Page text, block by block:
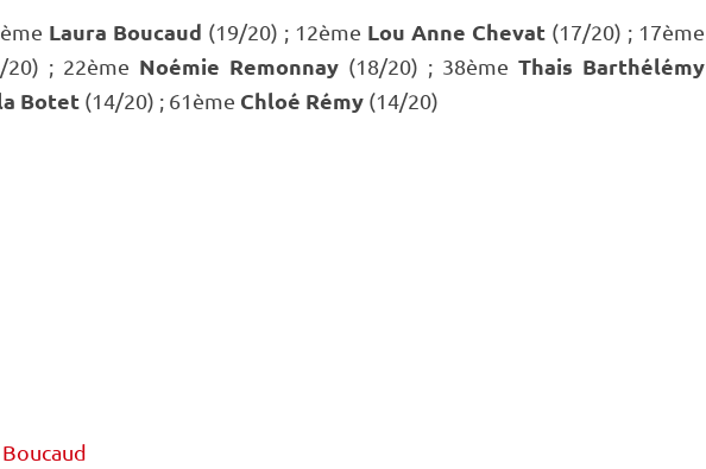
Laura Boucaud (19/20) ; 12ème Lou Anne Chevat (17/20) ; 17ème
20) ; 22ème Noémie Remonnay (18/20) ; 38ème Thais Barthélémy
Botet (14/20) ; 61ème Chloé Rémy (14/20)